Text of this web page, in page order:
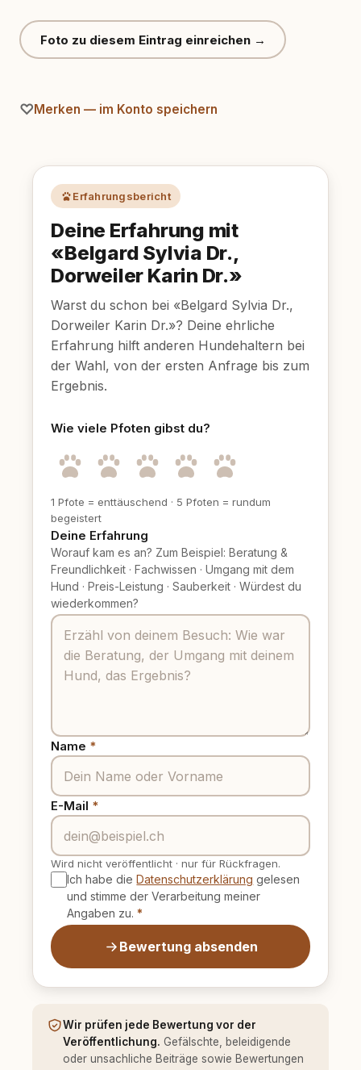
Foto zu diesem Eintrag einreichen →
Merken — im Konto speichern
Erfahrungsbericht
Deine Erfahrung mit
«Belgard Sylvia Dr.,
Dorweiler Karin Dr.»
Warst du schon bei «Belgard Sylvia Dr.,
Dorweiler Karin Dr.»? Deine ehrliche
Erfahrung hilft anderen Hundehaltern bei
der Wahl, von der ersten Anfrage bis zum
Ergebnis.
Wie viele Pfoten gibst du?
1 Pfote = enttäuschend · 5 Pfoten = rundum
begeistert
Deine Erfahrung
Worauf kam es an? Zum Beispiel: Beratung &
Freundlichkeit · Fachwissen · Umgang mit dem
Hund · Preis-Leistung · Sauberkeit · Würdest du
wiederkommen?
Name *
E-Mail *
Wird nicht veröffentlicht · nur für Rückfragen.
Ich habe dieDatenschutzerklärung gelesen
und stimme der Verarbeitung meiner
Angaben zu. *
Bewertung absenden
Wir prüfen jede Bewertung vor der
Veröffentlichung. Gefälschte, beleidigende
oder unsachliche Beiträge sowie Bewertungen